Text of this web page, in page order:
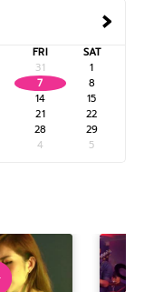
›
FRI
SAT
31
1
7
8
14
15
21
22
28
29
4 5